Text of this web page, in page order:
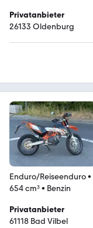
Privatanbieter
26133 Oldenburg
Enduro/Reiseenduro•
654 cm³• Benzin
Privatanbieter
61118 Bad Vilbel